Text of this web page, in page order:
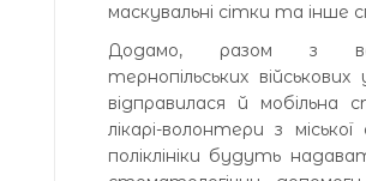
маскувальні сітки та інше
Додамо, разом з
тернопільських
відправилася й мобільна
лікарі-волонтери з
поліклініки будуть